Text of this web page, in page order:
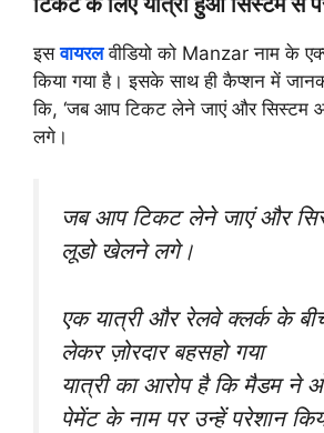
इसवायरलवीडियो को Manzar नाम के
किया गया है। इसके साथ ही कैप्शन में
कि, ‘जब आप टिकट लेने जाएं और सिस्टम
लगे।
जब आप टिकट लेने जाएं और
लूडो खेलने लगे।
एक यात्री और रेलवे क्लर्क के
लेकर ज़ोरदार बहसहो गया
यात्री का आरोप है कि मैडम ने
पेमेंट के नाम पर उन्हें परेशान